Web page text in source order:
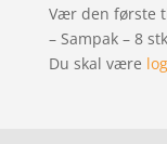
Vær den første
– Sampak – 8
Du skal være